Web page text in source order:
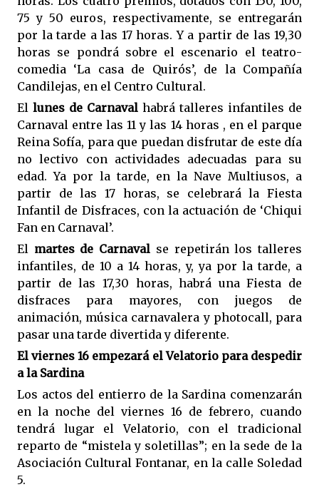
75 y 50 euros, respectivamente, se entregarán
por la tarde a las 17 horas. Y a partir de las 19,30
horas se pondrá sobre el escenario el teatro-
comedia ‘La casa de Quirós’, de la Compañía
Candilejas, en el Centro Cultural.
El lunes de Carnaval habrá talleres infantiles de
Carnaval entre las 11 y las 14 horas , en el parque
Reina Sofía, para que puedan disfrutar de este día
no lectivo con actividades adecuadas para su
edad. Ya por la tarde, en la Nave Multiusos, a
partir de las 17 horas, se celebrará la Fiesta
Infantil de Disfraces, con la actuación de ‘Chiqui
Fan en Carnaval’.
El martes de Carnaval se repetirán los talleres
infantiles, de 10 a 14 horas, y, ya por la tarde, a
partir de las 17,30 horas, habrá una Fiesta de
disfraces para mayores, con juegos de
animación, música carnavalera y photocall, para
pasar una tarde divertida y diferente.
El viernes 16 empezará el Velatorio para despedir
a la Sardina
Los actos del entierro de la Sardina comenzarán
en la noche del viernes 16 de febrero, cuando
tendrá lugar el Velatorio, con el tradicional
reparto de “mistela y soletillas”; en la sede de la
Asociación Cultural Fontanar, en la calle Soledad
5.